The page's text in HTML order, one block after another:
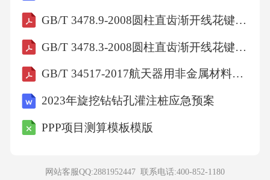
云，朱帘暮卷西山雨”句，指出杜丽娘黯然的心
情与艳丽春光间的不谐。而且这些手法的运用
使句式整齐华美，语言绮丽典雅，富于音乐
在何处?此曲描画了一幅姹紫嫣红、风景宜人的
春景图。雕梁画栋、飞阁流丹、碧瓦亭台，如
雨，烟波浩渺的春水中浮动着画船。这幅图画
GB/T 3478.9-2008圆柱直齿渐开线花键(米制模数齿侧配合)第9部分：量棒
GB/T 3478.3-2008圆柱直齿渐开线花键(米制模数齿侧配合)第3部分: 37.5°压力角尺寸表
GB/T 34517-2017航天器用非金属材料真空出气评价方法
2023年旋挖钻钻孔灌注桩应急预案
PPP项目测算模板模版
网站客服QQ:2881952447 联系电话:400-852-1180